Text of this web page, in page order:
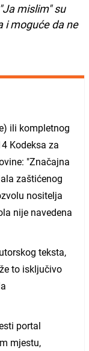
mislim" su
i moguće da ne
ili kompletnog
Kodeksa za
"Značajna
zaštićenog
nositelja
nije navedena
teksta,
to isključivo
portal
mjestu,